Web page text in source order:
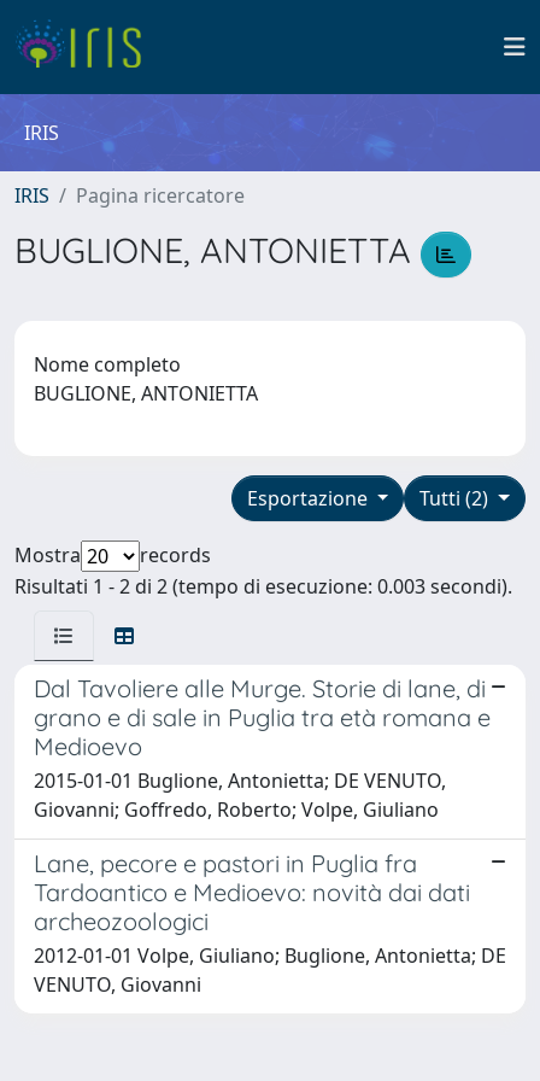
IRIS
IRIS Pagina ricercatore
BUGLIONE, ANTONIETTA
Nome completo
BUGLIONE, ANTONIETTA
Tutti (2)
Esportazione
Mostra
records
Risultati 1 - 2 di 2 (tempo di esecuzione: 0.003 secondi).
Dal Tavoliere alle Murge. Storie di lane, di
grano e di sale in Puglia tra età romana e
Medioevo
2015-01-01 Buglione, Antonietta; DE VENUTO,
Giovanni; Goffredo, Roberto; Volpe, Giuliano
Lane, pecore e pastori in Puglia fra
Tardoantico e Medioevo: novità dai dati
archeozoologici
2012-01-01 Volpe, Giuliano; Buglione, Antonietta; DE
VENUTO, Giovanni